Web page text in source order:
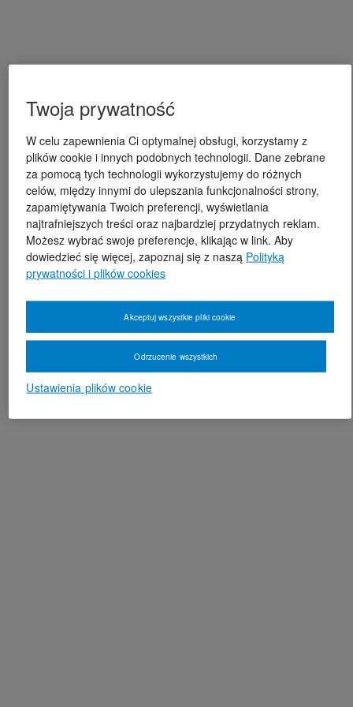
Twoja prywatność
W celu zapewnienia Ci optymalnej obsługi, korzystamy z
plików cookie i innych podobnych technologii. Dane zebrane
za pomocą tych technologii wykorzystujemy do różnych
celów, między innymi do ulepszania funkcjonalności strony,
zapamiętywania Twoich preferencji, wyświetlania
najtrafniejszych treści oraz najbardziej przydatnych reklam.
Możesz wybrać swoje preferencje, klikając w link. Aby
dowiedzieć się więcej, zapoznaj się z naszą Polityką
prywatności i plików cookies
Ustawienia plików cookie
Odrzucenie wszystkich
Akceptuj wszystkie pliki cookie